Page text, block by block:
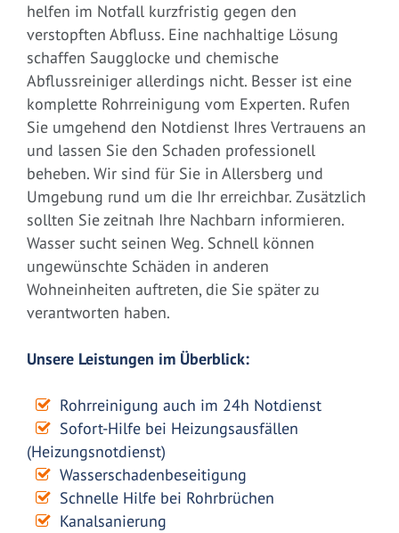
helfen im Notfall kurzfristig gegen den
verstopften Abfluss. Eine nachhaltige Lösung
schaffen Saugglocke und chemische
Abflussreiniger allerdings nicht. Besser ist eine
komplette Rohrreinigung vom Experten. Rufen
Sie umgehend den Notdienst Ihres Vertrauens an
und lassen Sie den Schaden professionell
beheben. Wir sind für Sie in Allersberg und
Umgebung rund um die Ihr erreichbar. Zusätzlich
sollten Sie zeitnah Ihre Nachbarn informieren.
Wasser sucht seinen Weg. Schnell können
ungewünschte Schäden in anderen
Wohneinheiten auftreten, die Sie später zu
verantworten haben.
Unsere Leistungen im Überblick:
Rohrreinigung auch im 24h Notdienst
Sofort-Hilfe bei Heizungsausfällen
(Heizungsnotdienst)
Wasserschadenbeseitigung
Schnelle Hilfe bei Rohrbrüchen
Kanalsanierung